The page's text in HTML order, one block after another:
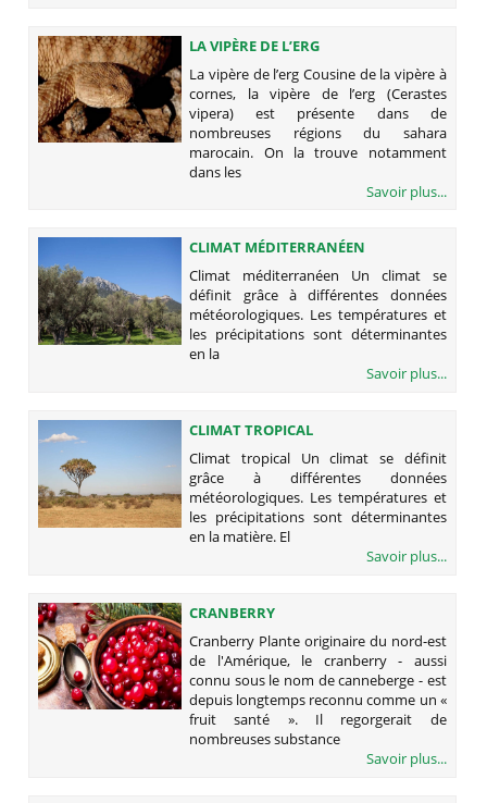
LA VIPÈRE DE L’ERG
La vipère de l’erg Cousine de la vipère à
cornes, la vipère de l’erg (Cerastes
vipera) est présente dans de
nombreuses régions du sahara
marocain. On la trouve notamment
dans les
Savoir plus...
CLIMAT MÉDITERRANÉEN
Climat méditerranéen Un climat se
définit grâce à différentes données
météorologiques. Les températures et
les précipitations sont déterminantes
en la
Savoir plus...
CLIMAT TROPICAL
Climat tropical Un climat se définit
grâce à différentes données
météorologiques. Les températures et
les précipitations sont déterminantes
en la matière. El
Savoir plus...
CRANBERRY
Cranberry Plante originaire du nord-est
de l'Amérique, le cranberry - aussi
connu sous le nom de canneberge - est
depuis longtemps reconnu comme un «
fruit santé ». Il regorgerait de
nombreuses substance
Savoir plus...